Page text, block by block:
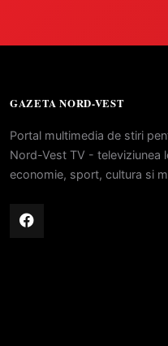
GAZETA NORD-VEST
Portal multimedia de stiri
Nord-Vest TV - televiziunea
economie, sport, cultura si